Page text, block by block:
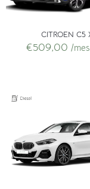
CITROEN C5
€509,00 /